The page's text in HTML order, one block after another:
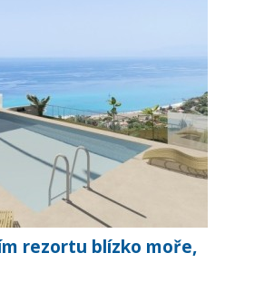
rezortu blízko moře,